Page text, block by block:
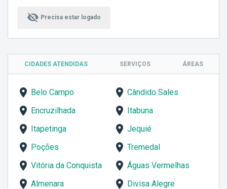
visibility_off Precisa estar logado
CIDADES ATENDIDAS SERVIÇOS ÁREAS
Belo Campo
Cândido Sales
Encruzilhada
Itabuna
Itapetinga
Jequié
Poções
Tremedal
Vitória da Conquista
Águas Vermelhas
Almenara
Divisa Alegre